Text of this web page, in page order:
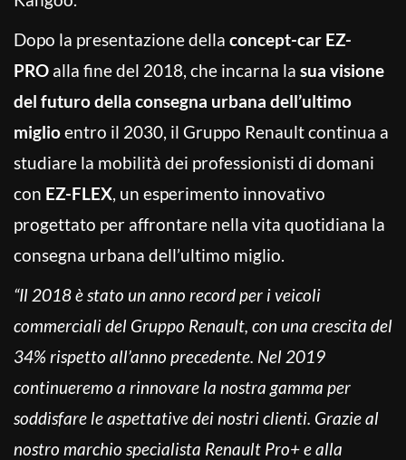
Dopo la presentazione della concept-car EZ-
PRO alla fine del 2018, che incarna la sua visione
del futuro della consegna urbana dell’ultimo
miglioentro il 2030, il Gruppo Renault continua a
studiare la mobilità dei professionisti di domani
con EZ-FLEX, un esperimento innovativo
progettato per affrontare nella vita quotidiana la
consegna urbana dell’ultimo miglio.
“Il 2018 è stato un anno record per i veicoli
commerciali del Gruppo Renault, con una crescita del
34% rispetto all’anno precedente. Nel 2019
continueremo a rinnovare la nostra gamma per
soddisfare le aspettative dei nostri clienti. Grazie al
nostro marchio specialista Renault Pro+ e alla